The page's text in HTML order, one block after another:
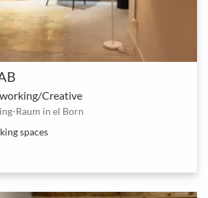
Creative
Raum in el Born
spaces